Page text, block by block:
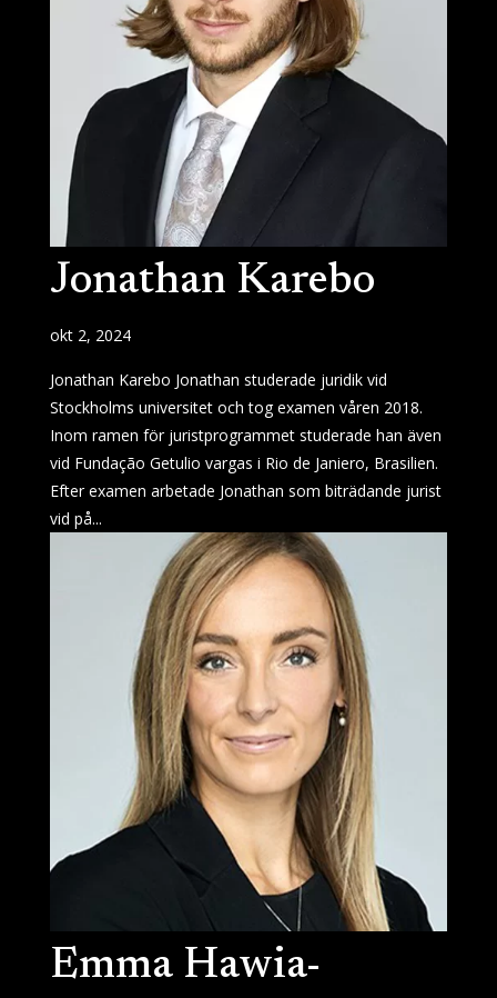
Jonathan Karebo
okt 2, 2024
Jonathan Karebo Jonathan studerade juridik vid
Stockholms universitet och tog examen våren 2018.
Inom ramen för juristprogrammet studerade han även
vid Fundação Getulio vargas i Rio de Janiero, Brasilien.
Efter examen arbetade Jonathan som biträdande jurist
vid på...
Emma Hawia-